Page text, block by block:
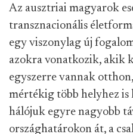
Az ausztriai magyarok
transznacionális
egy viszonylag új
azokra vonatkozik, akik
egyszerre vannak
mértékig több helyhez is
hálójuk egyre nagyobb
országhatárokon át, a